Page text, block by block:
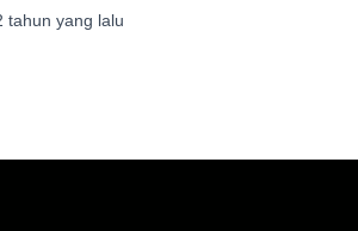
tahun yang lalu